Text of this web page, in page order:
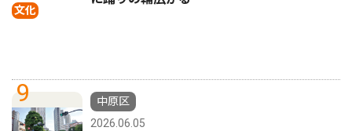
文化
9
中原区
2026.06.05